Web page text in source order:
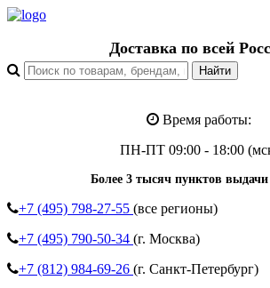
Доставка по всей
Время работы:
ПН-ПТ 09:00 - 18:00
Более 3 тысяч пунктов
+7 (495) 798-27-55 (все регионы)
+7 (495) 790-50-34 (г. Москва)
+7 (812) 984-69-26 (г. Санкт-Петербург)